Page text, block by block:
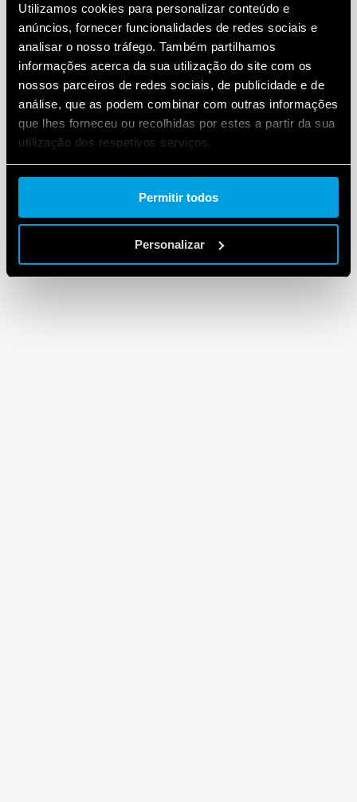
Utilizamos cookies para personalizar conteúdo e
anúncios, fornecer funcionalidades de redes sociais e
analisar o nosso tráfego. Também partilhamos
informações acerca da sua utilização do site com os
nossos parceiros de redes sociais, de publicidade e de
análise, que as podem combinar com outras informações
que lhes forneceu ou recolhidas por estes a partir da sua
utilização dos respetivos serviços.
Cookie policy.
Permitir todos
Personalizar